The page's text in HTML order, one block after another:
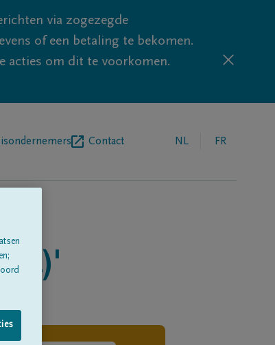
via zogezegde
of een betaling te bekomen.
acties om dit te voorkomen.
Contact NL FR